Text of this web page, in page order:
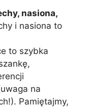
nasiona,
i nasiona to
to szybka
na
Pamiętajmy,